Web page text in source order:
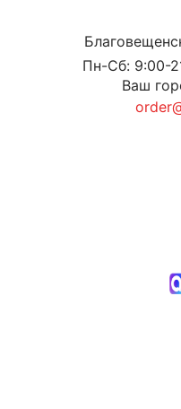
Пн-Сб: 9:00-
Ваш